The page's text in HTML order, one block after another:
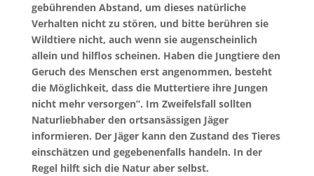
gebührenden Abstand, um dieses natürliche
Verhalten nicht zu stören, und bitte berühren sie
Wildtiere nicht, auch wenn sie augenscheinlich
allein und hilflos scheinen. Haben die Jungtiere den
Geruch des Menschen erst angenommen, besteht
die Möglichkeit, dass die Muttertiere ihre Jungen
nicht mehr versorgen”. Im Zweifelsfall sollten
Naturliebhaber den ortsansässigen Jäger
informieren. Der Jäger kann den Zustand des Tieres
einschätzen und gegebenenfalls handeln. In der
Regel hilft sich die Natur aber selbst.